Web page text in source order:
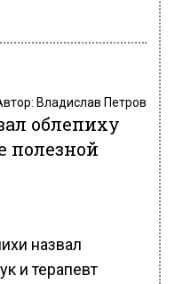
Владислав Петров
облепиху
полезной
назвал
и терапевт